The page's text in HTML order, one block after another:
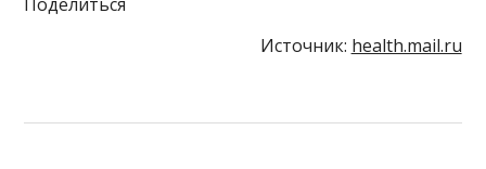
Источник: health.mail.ru